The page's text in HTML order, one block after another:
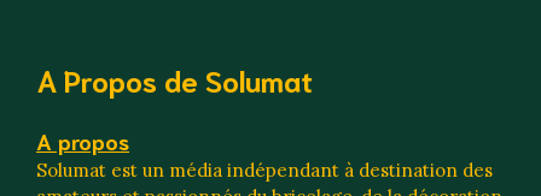
A Propos de Solumat
A propos
Solumat est un média indépendant à destination des